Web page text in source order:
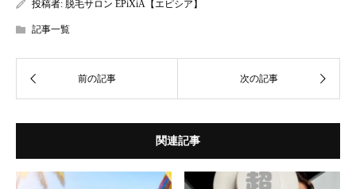
投稿者: 脱毛サロン EPiXiA【エピシア】
記事一覧
関連記事